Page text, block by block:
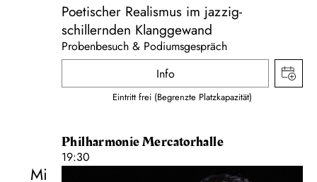
Poetischer Realismus im jazzig-
schillernden Klanggewand
Probenbesuch & Podiumsgespräch
Info
Eintritt frei (Begrenzte Platzkapazität)
Philharmonie Mercatorhalle
19:30
Mi